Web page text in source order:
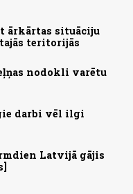
ārkārtas situāciju
teritorijās
nodokli varētu
darbi vēl ilgi
Latvijā gājis